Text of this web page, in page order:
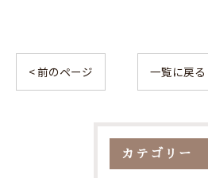
< 前のページ 一覧に戻る
カテゴリー